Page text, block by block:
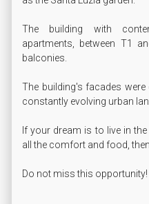
The building with
apartments, between T1
balconies.
The building's facades
constantly evolving urban
If your dream is to live in
all the comfort and food,
Do not miss this opportunity!